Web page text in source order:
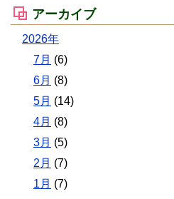
アーカイブ
2026年
7月 (6)
6月 (8)
5月 (14)
4月 (8)
3月 (5)
2月 (7)
1月 (7)